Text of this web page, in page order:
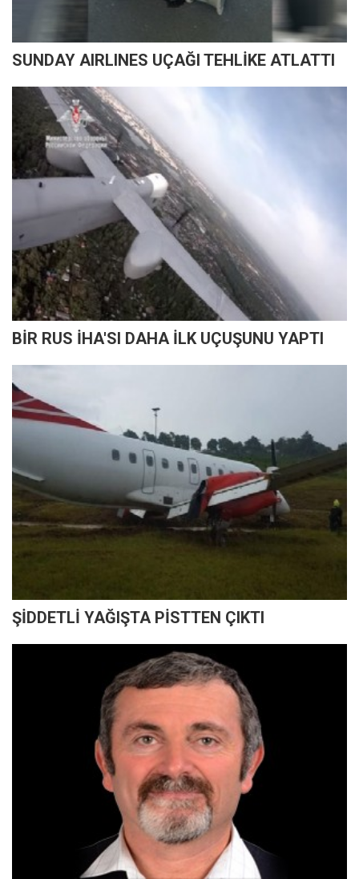
SUNDAY AIRLINES UÇAĞI TEHLİKE ATLATTI
BİR RUS İHA'SI DAHA İLK UÇUŞUNU YAPTI
ŞİDDETLİ YAĞIŞTA PİSTTEN ÇIKTI